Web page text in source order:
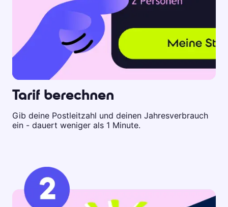
Tarif berechnen
Gib deine Postleitzahl und deinen Jahresverbrauch
ein - dauert weniger als 1 Minute.